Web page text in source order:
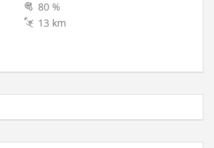
80 %
13 km